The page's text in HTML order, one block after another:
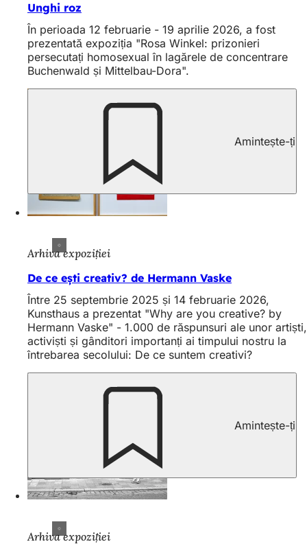
Unghi roz
În perioada 12 februarie - 19 aprilie 2026, a fost
prezentată expoziția "Rosa Winkel: prizonieri
persecutați homosexual în lagărele de concentrare
Buchenwald și Mittelbau-Dora".
Amintește-ți
Arhiva expoziției
De ce ești creativ? de Hermann Vaske
Între 25 septembrie 2025 și 14 februarie 2026,
Kunsthaus a prezentat "Why are you creative? by
Hermann Vaske" - 1.000 de răspunsuri ale unor artiști,
activiști și gânditori importanți ai timpului nostru la
întrebarea secolului: De ce suntem creativi?
Amintește-ți
Arhiva expoziției